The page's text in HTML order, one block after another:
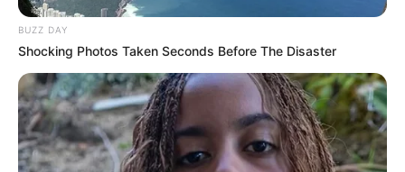
BUZZ DAY
Shocking Photos Taken Seconds Before The Disaster